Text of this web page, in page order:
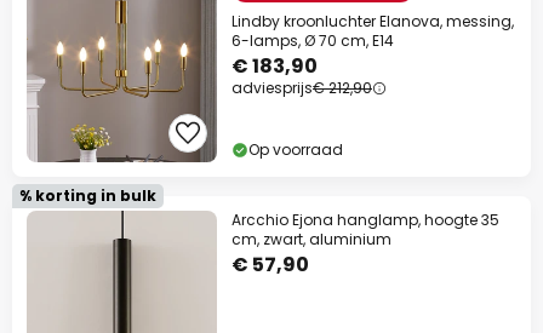
Lindby kroonluchter Elanova, messing,
6-lamps, Ø 70 cm, E14
€ 183,90
adviesprijs€ 212,90
Op voorraad
% korting in bulk
Arcchio Ejona hanglamp, hoogte 35
cm, zwart, aluminium
€ 57,90